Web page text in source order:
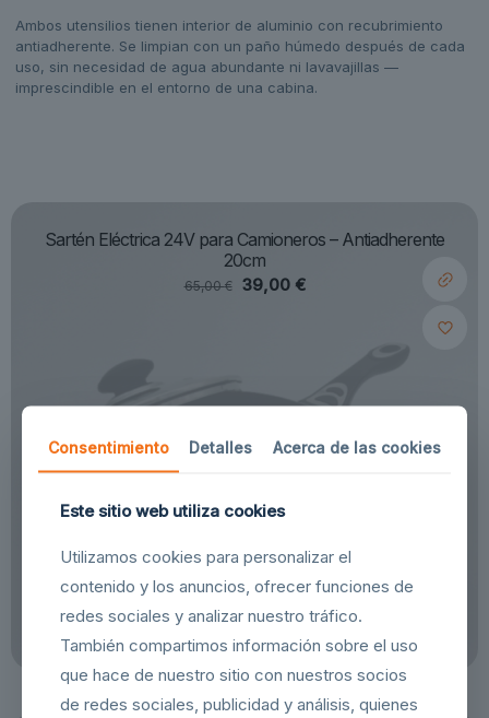
Ambos utensilios tienen interior de aluminio con recubrimiento
antiadherente. Se limpian con un paño húmedo después de cada
uso, sin necesidad de agua abundante ni lavavajillas —
imprescindible en el entorno de una cabina.
Sartén Eléctrica 24V para Camioneros – Antiadherente
20cm
65,00€ 39,00 €
Consentimiento Detalles Acerca de las cookies
Este sitio web utiliza cookies
Utilizamos cookies para personalizar el
contenido y los anuncios, ofrecer funciones de
redes sociales y analizar nuestro tráfico.
También compartimos información sobre el uso
que hace de nuestro sitio con nuestros socios
de redes sociales, publicidad y análisis, quienes